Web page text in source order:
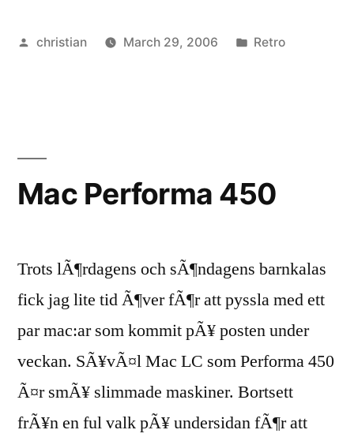
Posted
christian March 29, 2006
Posted
Retro
Mac Performa 450
Trots lÃ¶rdagens och sÃ¶ndagens barnkalas
fick jag lite tid Ã¶ver fÃ¶r att pyssla med ett
par mac:ar som kommit pÃ¥ posten under
veckan. SÃ¥vÃ¤l Mac LC som Performa 450
Ã¤r smÃ¥ slimmade maskiner. Bortsett
frÃ¥n en ful valk pÃ¥ undersidan fÃ¶r att